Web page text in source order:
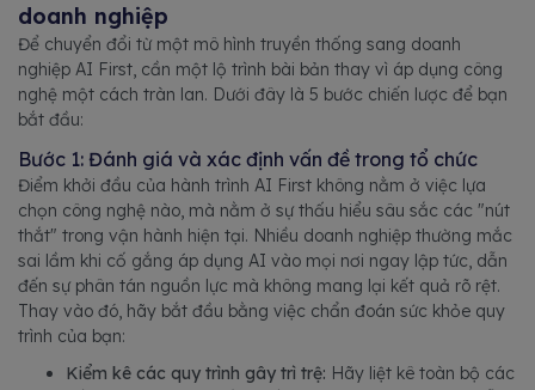
doanh nghiệp
Để chuyển đổi từ một mô hình truyền thống sang doanh
nghiệp AI First, cần một lộ trình bài bản thay vì áp dụng công
nghệ một cách tràn lan. Dưới đây là 5 bước chiến lược để bạn
bắt đầu:
Bước 1: Đánh giá và xác định vấn đề trong tổ chức
Điểm khởi đầu của hành trình AI First không nằm ở việc lựa
chọn công nghệ nào, mà nằm ở sự thấu hiểu sâu sắc các "nút
thắt" trong vận hành hiện tại. Nhiều doanh nghiệp thường mắc
sai lầm khi cố gắng áp dụng AI vào mọi nơi ngay lập tức, dẫn
đến sự phân tán nguồn lực mà không mang lại kết quả rõ rệt.
Thay vào đó, hãy bắt đầu bằng việc chẩn đoán sức khỏe quy
trình của bạn:
Kiểm kê các quy trình gây trì trệ: Hãy liệt kê toàn bộ các